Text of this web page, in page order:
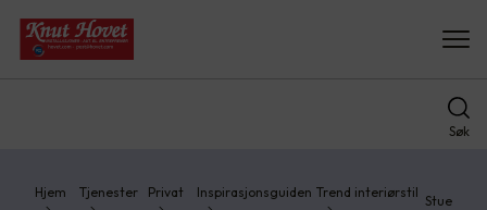
Søk
Hjem Tjenester Privat Inspirasjonsguiden Trend interiørstil
Stue